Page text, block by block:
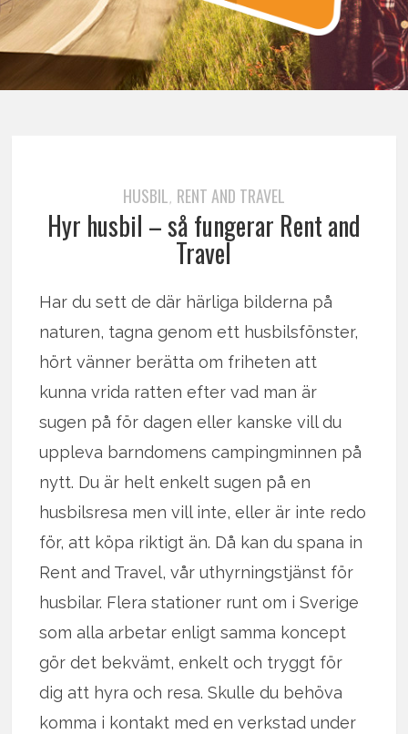
HUSBIL, RENT AND TRAVEL
Hyr husbil – så fungerar Rent and
Travel
Har du sett de där härliga bilderna på
naturen, tagna genom ett husbilsfönster,
hört vänner berätta om friheten att
kunna vrida ratten efter vad man är
sugen på för dagen eller kanske vill du
uppleva barndomens campingminnen på
nytt. Du är helt enkelt sugen på en
husbilsresa men vill inte, eller är inte redo
för, att köpa riktigt än. Då kan du spana in
Rent and Travel, vår uthyrningstjänst för
husbilar. Flera stationer runt om i Sverige
som alla arbetar enligt samma koncept
gör det bekvämt, enkelt och tryggt för
dig att hyra och resa. Skulle du behöva
komma i kontakt med en verkstad under